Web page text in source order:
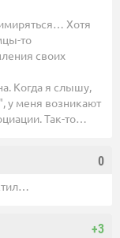
Хотя
то
своих
Когда я слышу,
у меня возникают
Так-то…
0
+3